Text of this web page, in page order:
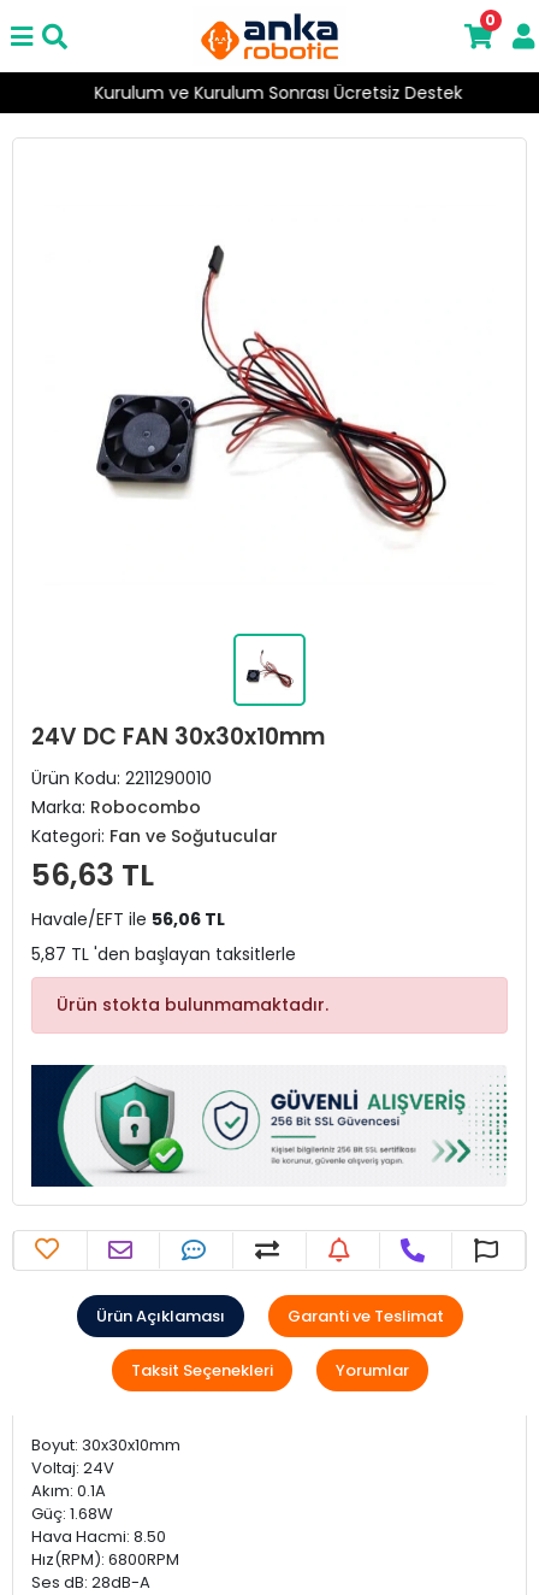
Kurulum ve Kurulum Sonrası Ücretsiz Destek
0
24V DC FAN 30x30x10mm
Ürün Kodu: 2211290010
Marka: Robocombo
Kategori: Fan ve Soğutucular
56,63 TL
Havale/EFT ile 56,06 TL
5,87 TL 'den başlayan taksitlerle
Ürün stokta bulunmamaktadır.
Ürün Açıklaması Garanti ve Teslimat
Taksit Seçenekleri Yorumlar
Boyut: 30x30x10mm
Voltaj: 24V
Akım: 0.1A
Güç: 1.68W
Hava Hacmi: 8.50
Hız(RPM): 6800RPM
Ses dB: 28dB-A